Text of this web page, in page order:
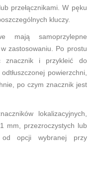
przełącznikami. W pęku
kluczy.
mają samoprzylepne
zastosowaniu. Po prostu
znacznik i przykleić do
powierzchni,
po czym znacznik jest
lokalizacyjnych,
mm, przezroczystych lub
od opcji wybranej przy